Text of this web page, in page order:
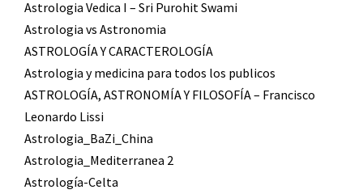
Astrologia Vedica I – Sri Purohit Swami
Astrologia vs Astronomia
ASTROLOGÍA Y CARACTEROLOGÍA
Astrologia y medicina para todos los publicos
ASTROLOGÍA, ASTRONOMÍA Y FILOSOFÍA – Francisco
Leonardo Lissi
Astrologia_BaZi_China
Astrologia_Mediterranea 2
Astrología-Celta